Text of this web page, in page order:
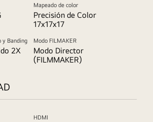
Mapeado de color
Precisión de Color
17x17x17
y Banding
2X
Modo FILMAKER
Modo Director
(FILMMAKER)
HDMI